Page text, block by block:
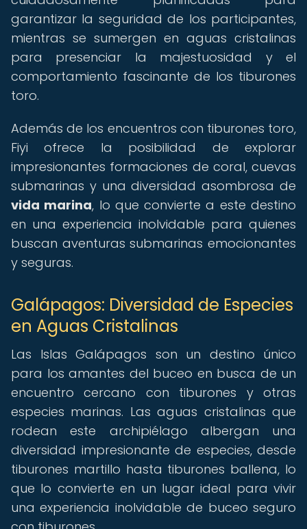
garantizar la seguridad de los participantes,
mientras se sumergen en aguas cristalinas
para presenciar la majestuosidad y el
comportamiento fascinante de los tiburones
toro.
Además de los encuentros con tiburones toro,
Fiyi ofrece la posibilidad de explorar
impresionantes formaciones de coral, cuevas
submarinas y una diversidad asombrosa de
vida marina, lo que convierte a este destino
en una experiencia inolvidable para quienes
buscan aventuras submarinas emocionantes
y seguras.
Galápagos: Diversidad de Especies
en Aguas Cristalinas
Las Islas Galápagos son un destino único
para los amantes del buceo en busca de un
encuentro cercano con tiburones y otras
especies marinas. Las aguas cristalinas que
rodean este archipiélago albergan una
diversidad impresionante de especies, desde
tiburones martillo hasta tiburones ballena, lo
que lo convierte en un lugar ideal para vivir
una experiencia inolvidable de buceo seguro